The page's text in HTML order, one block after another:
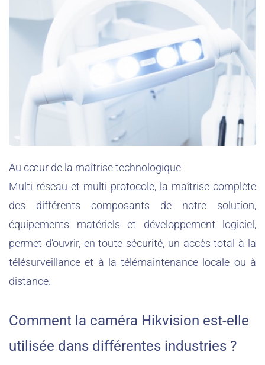
Au cœur de la maîtrise technologique
Multi réseau et multi protocole, la maîtrise complète
des différents composants de notre solution,
équipements matériels et développement logiciel,
permet d’ouvrir, en toute sécurité, un accès total à la
télésurveillance et à la télémaintenance locale ou à
distance.
Comment la caméra Hikvision est-elle
utilisée dans différentes industries ?